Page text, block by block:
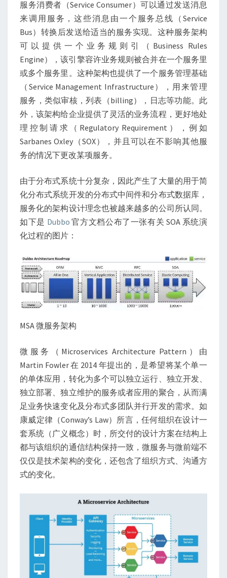
服务消费者（Service Consumer）可以通过发送消息
来调用服务，这些消息由一个服务总线（Service
Bus）转换后发送给适当的服务实现。这种服务架构
可以提供一个业务规则引（Business Rules
Engine），该引擎容许业务规则被合并在一个服务里
或多个服务里。这种架构也提供了一个服务管理基础
（Service Management Infrastructure），用来管理
服务，类似审核，列表（billing），日志等功能。此
外，该架构给企业提供了灵活的业务流程，更好地处
理控制请求（Regulatory Requirement），例如
Sarbanes Oxley（SOX），并且可以在不影响其他服
务的情况下更改某项服务。
由于分布式系统十分复杂，因此产生了大量的用于简
化分布式系统开发的分布式中间件和分布式数据库，
服务化的架构设计理念也被越来越多的公司所认同。
如下是 Dubbo 官方文档公布了一张有关 SOA 系统演
化过程的图片：
MSA 微服务架构
微服务（Microservices Architecture Pattern）由
Martin Fowler 在 2014 年提出的，是希望将某个单一
的单体应用，转化为多个可以独立运行、独立开发、
独立部署、独立维护的服务或者应用的聚合，从而满
足业务快速变化及分布式多团队并行开发的需求。如
康威定律（Conway’s Law）所言，任何组织在设计一
套系统（广义概念）时，所交付的设计方案在结构上
都与该组织的通信结构保持一致，微服务与微前端不
仅仅是技术架构的变化，还包含了组织方式、沟通方
式的变化。